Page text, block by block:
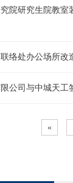
院研究生院教室
络处办公场所改
公司与中城天工
«